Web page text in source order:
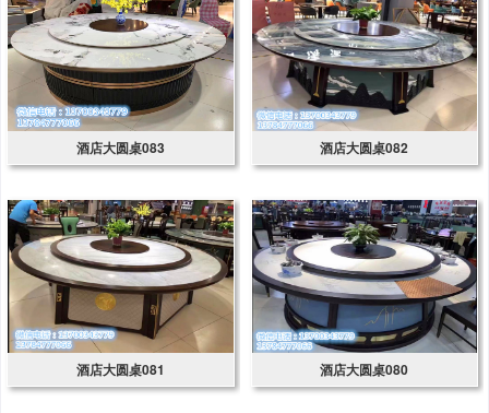
酒店大圆桌083 酒店大圆桌082
酒店大圆桌081 酒店大圆桌080